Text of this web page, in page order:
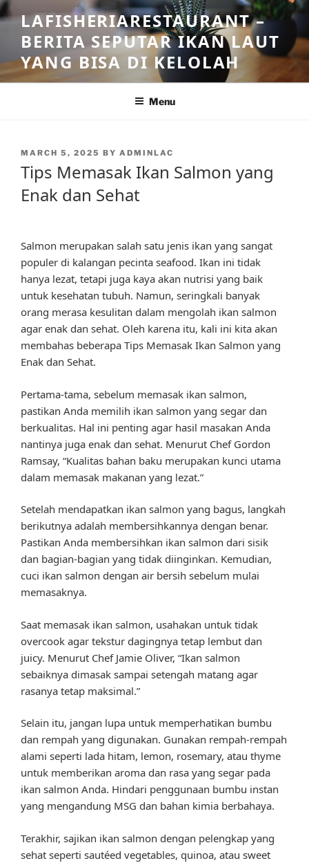
Skip
to
content
LAFISHERIARESTAURANT –
BERITA SEPUTAR IKAN LAUT
YANG BISA DI KELOLAH
Menu
POSTED
ON
MARCH 5, 2025 BY ADMINLAC
Tips Memasak Ikan Salmon yang
Enak dan Sehat
Salmon merupakan salah satu jenis ikan yang sangat
populer di kalangan pecinta seafood. Ikan ini tidak
hanya lezat, tetapi juga kaya akan nutrisi yang baik
untuk kesehatan tubuh. Namun, seringkali banyak
orang merasa kesulitan dalam mengolah ikan salmon
agar enak dan sehat. Oleh karena itu, kali ini kita akan
membahas beberapa Tips Memasak Ikan Salmon yang
Enak dan Sehat.
Pertama-tama, sebelum memasak ikan salmon,
pastikan Anda memilih ikan salmon yang segar dan
berkualitas. Hal ini penting agar hasil masakan Anda
nantinya juga enak dan sehat. Menurut Chef Gordon
Ramsay, “Kualitas bahan baku merupakan kunci utama
dalam memasak makanan yang lezat.”
Setelah mendapatkan ikan salmon yang bagus, langkah
berikutnya adalah membersihkannya dengan benar.
Pastikan Anda membersihkan ikan salmon dari sisik
dan bagian-bagian yang tidak diinginkan. Kemudian,
cuci ikan salmon dengan air bersih sebelum mulai
memasaknya.
Saat memasak ikan salmon, usahakan untuk tidak
overcook agar tekstur dagingnya tetap lembut dan
juicy. Menurut Chef Jamie Oliver, “Ikan salmon
sebaiknya dimasak sampai setengah matang agar
rasanya tetap maksimal.”
Selain itu, jangan lupa untuk memperhatikan bumbu
dan rempah yang digunakan. Gunakan rempah-rempah
alami seperti lada hitam, lemon, rosemary, atau thyme
untuk memberikan aroma dan rasa yang segar pada
ikan salmon Anda. Hindari penggunaan bumbu instan
yang mengandung MSG dan bahan kimia berbahaya.
Terakhir, sajikan ikan salmon dengan pelengkap yang
sehat seperti sautéed vegetables, quinoa, atau sweet